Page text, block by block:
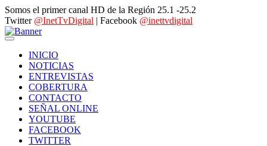
Somos el primer canal HD de la Región 25.1 -25.2
Twitter @InetTvDigital | Facebook @inettvdigital
INICIO
NOTICIAS
ENTREVISTAS
COBERTURA
CONTACTO
SEÑAL ONLINE
YOUTUBE
FACEBOOK
TWITTER